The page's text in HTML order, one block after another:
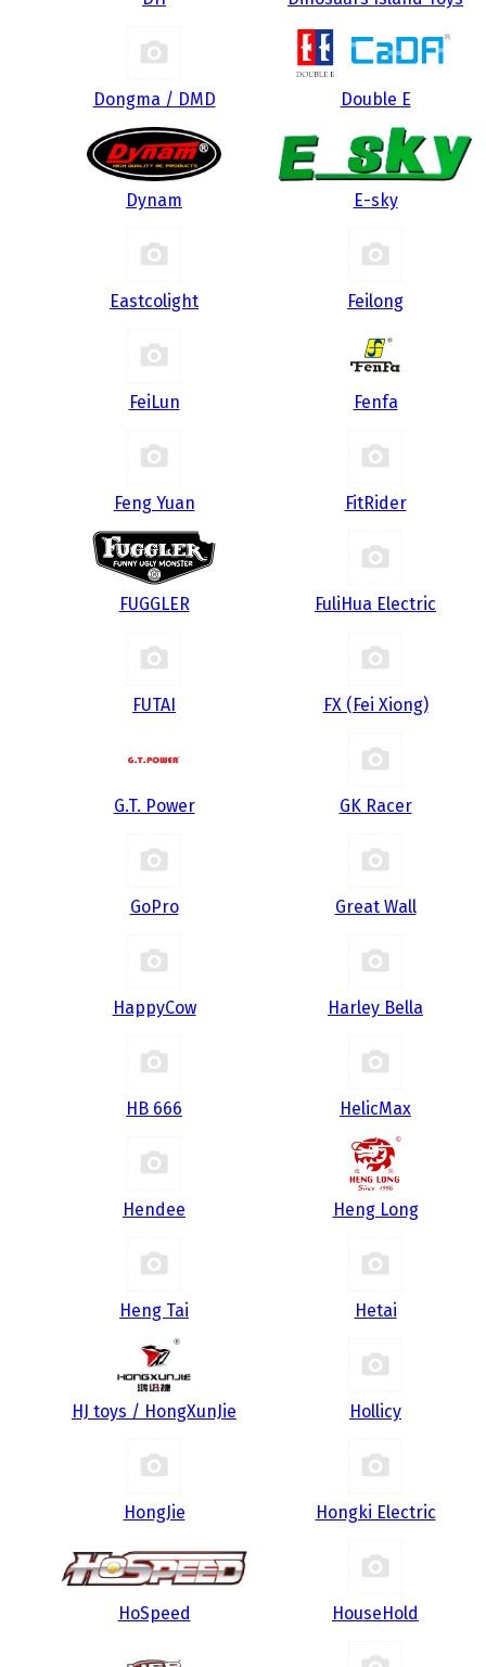
Dongma / DMD Double E
Dynam E-sky
Eastcolight Feilong
FeiLun Fenfa
Feng Yuan FitRider
FUGGLER FuliHua Electric
FUTAI FX (Fei Xiong)
G.T. Power GK Racer
GoPro Great Wall
HappyCow Harley Bella
HB 666 HelicMax
Hendee Heng Long
Heng Tai Hetai
HJ toys / HongXunJie Hollicy
HongJie Hongki Electric
HoSpeed HouseHold